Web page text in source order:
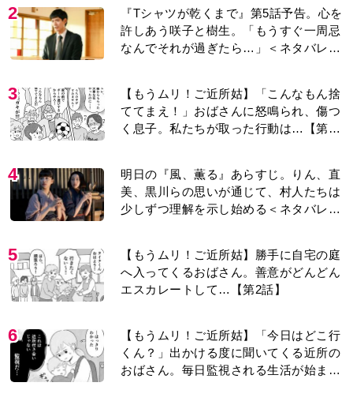
2
『Tシャツが乾くまで』第5話予告。心を
許しあう咲子と樹生。「もうすぐ一周忌
なんでそれが過ぎたら…」＜ネタバレあ
3
【もうムリ！ご近所姑】「こんなもん捨
ててまえ！」おばさんに怒鳴られ、傷つ
く息子。私たちが取った行動は…【第3
4
明日の『風、薫る』あらすじ。りん、直
美、黒川らの思いが通じて、村人たちは
少しずつ理解を示し始める＜ネタバレあ
5
【もうムリ！ご近所姑】勝手に自宅の庭
へ入ってくるおばさん。善意がどんどん
エスカレートして…【第2話】
6
【もうムリ！ご近所姑】「今日はどこ行
くん？」出かける度に聞いてくる近所の
おばさん。毎日監視される生活が始ま